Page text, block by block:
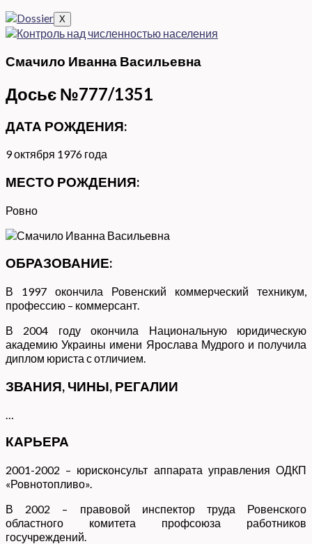
X
Смачило Иванна Васильевна
Досьє №777/1351
ДАТА РОЖДЕНИЯ:
9 октября 1976 года
МЕСТО РОЖДЕНИЯ:
Ровно
ОБРАЗОВАНИЕ:
В 1997 окончила Ровенский коммерческий техникум,
профессию – коммерсант.
В 2004 году окончила Национальную юридическую
академию Украины имени Ярослава Мудрого и получила
диплом юриста с отличием.
ЗВАНИЯ, ЧИНЫ, РЕГАЛИИ
КАРЬЕРА
2001-2002 – юрисконсульт аппарата управления ОДКП
«Ровнотопливо».
В 2002 – правовой инспектор труда Ровенского
областного комитета профсоюза работников
госучреждений.